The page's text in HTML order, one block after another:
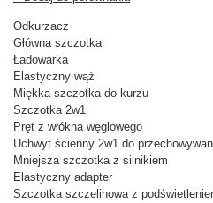
Odkurzacz
Główna szczotka
Ładowarka
Elastyczny wąż
Miękka szczotka do kurzu
Szczotka 2w1
Pręt z włókna węglowego
Uchwyt ścienny 2w1 do
Mniejsza szczotka z silnikiem
Elastyczny adapter
Szczotka szczelinowa z